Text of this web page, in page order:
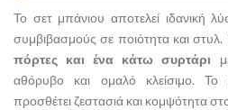
Το σετ μπάνιου αποτελεί ιδανική
συμβιβασμούς σε ποιότητα και
πόρτες και ένα κάτω συρτάρι
αθόρυβο και ομαλό κλείσιμο. Το
προσθέτει ζεστασιά και κομψότητα